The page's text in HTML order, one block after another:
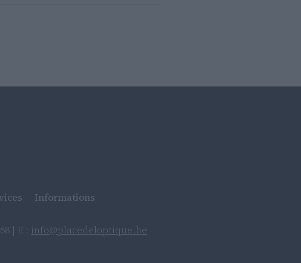
Informations
| E : info@placedeloptique.be